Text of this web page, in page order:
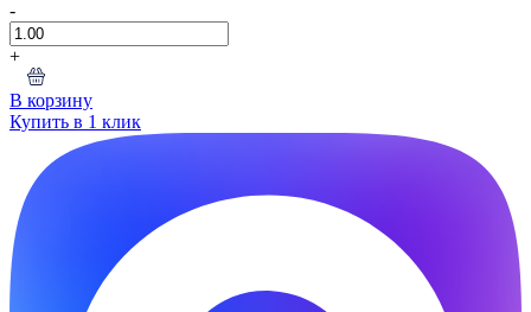
-
+
В корзину
Купить в 1 клик